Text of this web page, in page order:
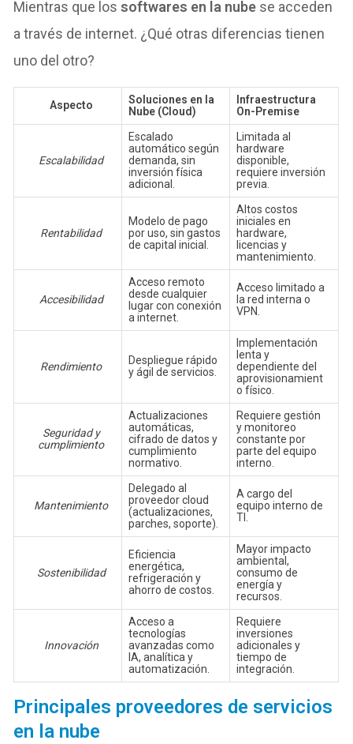
Mientras que lossoftwares en la nube se acceden
a través de internet. ¿Qué otras diferencias tienen
uno del otro?
Aspecto
Soluciones en la
Nube (Cloud)
Infraestructura
On-Premise
Escalabilidad
Escalado
automático según
demanda, sin
inversión física
adicional.
Limitada al
hardware
disponible,
requiere inversión
previa.
Rentabilidad
Modelo de pago
por uso, sin gastos
de capital inicial.
Altos costos
iniciales en
hardware,
licencias y
mantenimiento.
Accesibilidad
Acceso remoto
desde cualquier
lugar con conexión
a internet.
Acceso limitado a
la red interna o
VPN.
Rendimiento
Despliegue rápido
y ágil de servicios.
Implementación
lenta y
dependiente del
aprovisionamient
o físico.
Seguridad y
cumplimiento
Actualizaciones
automáticas,
cifrado de datos y
cumplimiento
normativo.
Requiere gestión
y monitoreo
constante por
parte del equipo
interno.
Mantenimiento
Delegado al
proveedor cloud
(actualizaciones,
parches, soporte).
A cargo del
equipo interno de
TI.
Sostenibilidad
Eficiencia
energética,
refrigeración y
ahorro de costos.
Mayor impacto
ambiental,
consumo de
energía y
recursos.
Innovación
Acceso a
tecnologías
avanzadas como
IA, analítica y
automatización.
Requiere
inversiones
adicionales y
tiempo de
integración.
Principales proveedores de servicios
en la nube